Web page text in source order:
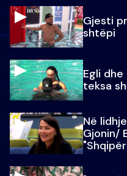
Gjesti
shtëpi
Egli
teksa
Në
Gjonin/